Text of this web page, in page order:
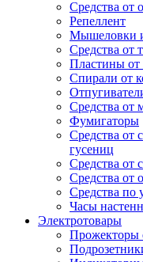
Средства от
Репеллент
Мышеловки
Средства от
Пластины от
Спирали от
Средства от
Фумигаторы
Средства от
гусениц
Средства от
Средства от
Средства по
Часы
Электротовары
Прожекторы